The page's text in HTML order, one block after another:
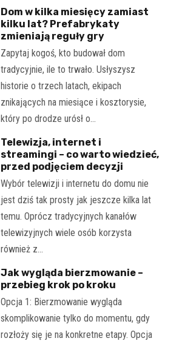
Dom w kilka miesięcy zamiast
kilku lat? Prefabrykaty
zmieniają reguły gry
Zapytaj kogoś, kto budował dom
tradycyjnie, ile to trwało. Usłyszysz
historie o trzech latach, ekipach
znikających na miesiące i kosztorysie,
który po drodze urósł o…
Telewizja, internet i
streamingi – co warto wiedzieć,
przed podjęciem decyzji
Wybór telewizji i internetu do domu nie
jest dziś tak prosty jak jeszcze kilka lat
temu. Oprócz tradycyjnych kanałów
telewizyjnych wiele osób korzysta
również z…
Jak wygląda bierzmowanie –
przebieg krok po kroku
Opcja 1: Bierzmowanie wygląda
skomplikowanie tylko do momentu, gdy
rozłoży się je na konkretne etapy. Opcja